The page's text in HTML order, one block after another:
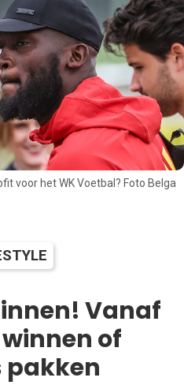
voor het WK Voetbal? Foto Belga
Vanaf
of
pakken